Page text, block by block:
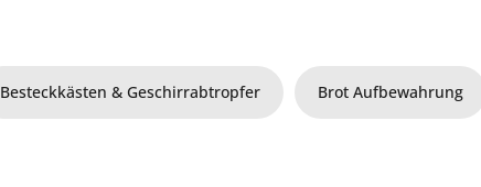
Besteckkästen & Geschirrabtropfer Brot Aufbewahrung